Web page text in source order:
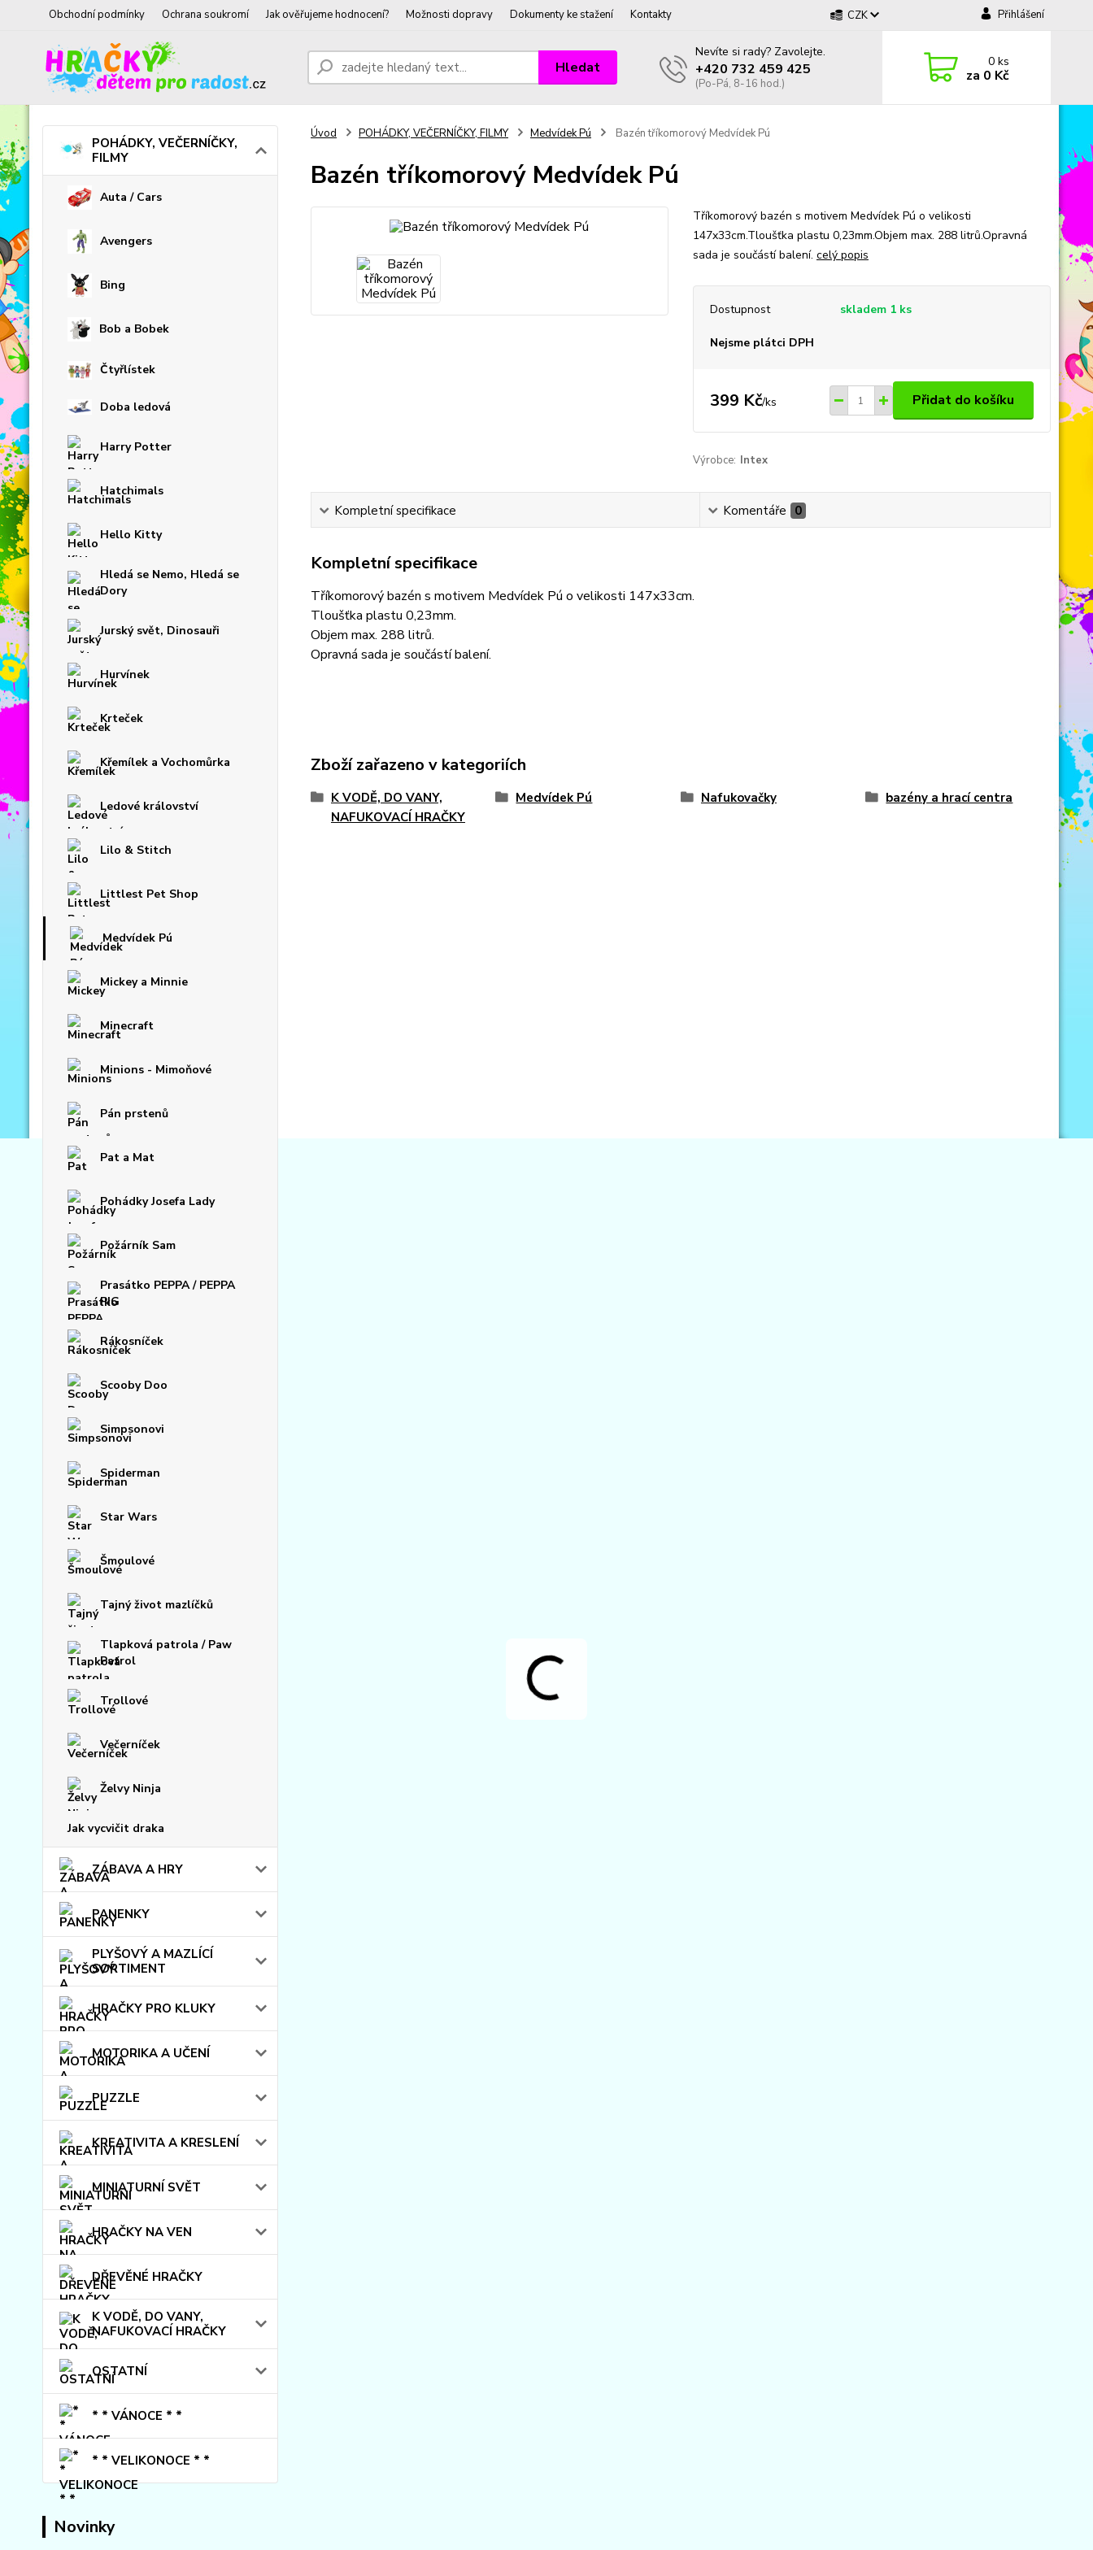
Obchodní podmínky Ochrana soukromí Jak ověřujeme hodnocení? Možnosti dopravy Dokumenty ke stažení Kontakty CZK Přihlášení
Hledat
Nevíte si rady? Zavolejte.
+420 732 459 425
(Po-Pá, 8-16 hod.)
0ks
za 0 Kč
POHÁDKY, VEČERNÍČKY,
FILMY
Auta / Cars
Avengers
Bing
Bob a Bobek
Čtyřlístek
Doba ledová
Harry Potter
Hatchimals
Hello Kitty
Hledá se Nemo, Hledá se
Dory
Jurský svět, Dinosauři
Hurvínek
Krteček
Křemílek a Vochomůrka
Ledové království
Lilo & Stitch
Littlest Pet Shop
Medvídek Pú
Mickey a Minnie
Minecraft
Minions - Mimoňové
Pán prstenů
Pat a Mat
Pohádky Josefa Lady
Požárník Sam
Prasátko PEPPA / PEPPA
PIG
Rákosníček
Scooby Doo
Simpsonovi
Spiderman
Star Wars
Šmoulové
Tajný život mazlíčků
Tlapková patrola / Paw
Patrol
Trollové
Večerníček
Želvy Ninja
Jak vycvičit draka
ZÁBAVA A HRY
PANENKY
PLYŠOVÝ A MAZLÍCÍ
SORTIMENT
HRAČKY PRO KLUKY
MOTORIKA A UČENÍ
PUZZLE
KREATIVITA A KRESLENÍ
MINIATURNÍ SVĚT
HRAČKY NA VEN
DŘEVĚNÉ HRAČKY
K VODĚ, DO VANY,
NAFUKOVACÍ HRAČKY
OSTATNÍ
* * VÁNOCE * *
* * VELIKONOCE * *
Novinky
Úvod POHÁDKY, VEČERNÍČKY, FILMY Medvídek Pú Bazén tříkomorový Medvídek Pú
Bazén tříkomorový Medvídek Pú
Tříkomorový bazén s motivem Medvídek Pú o velikosti
147x33cm.Tloušťka plastu 0,23mm.Objem max. 288 litrů.Opravná
sada je součástí balení. celý popis
Dostupnost skladem 1 ks
Nejsme plátci DPH
399 Kč/ks Přidat do košíku
Výrobce: Intex
Kompletní specifikace Komentáře 0
Kompletní specifikace
Tříkomorový bazén s motivem Medvídek Pú o velikosti 147x33cm.
Tloušťka plastu 0,23mm.
Objem max. 288 litrů.
Opravná sada je součástí balení.
Zboží zařazeno v kategoriích
K VODĚ, DO VANY,
NAFUKOVACÍ HRAČKY
Medvídek Pú Nafukovačky bazény a hrací centra